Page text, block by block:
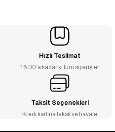
Hızlı Teslimat
16:00’a kadar ki tüm siparişler
Taksit Seçenekleri
Kredi kartına taksit ve havale